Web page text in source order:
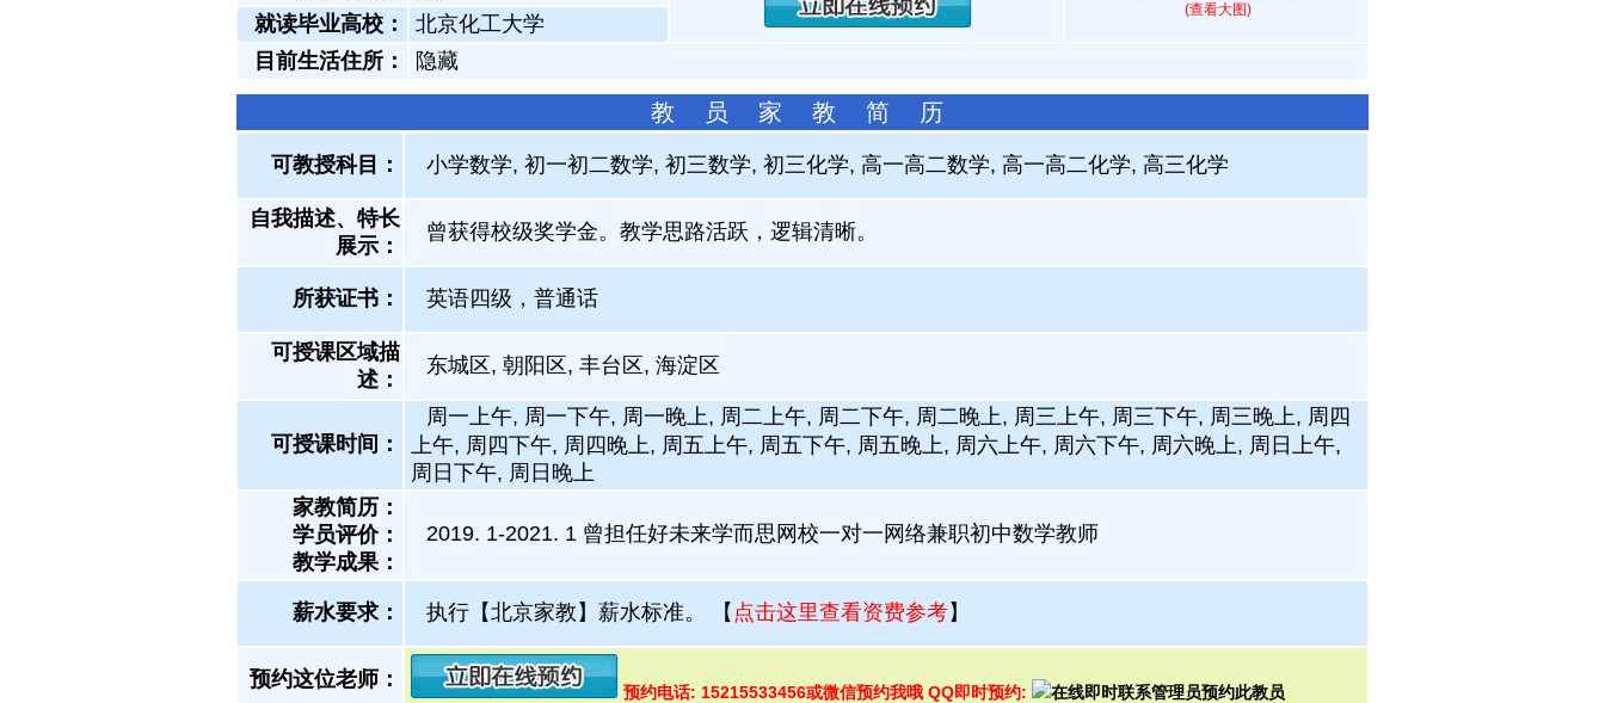
(查看大图)
就读毕业高校：
北京化工大学
目前生活住所：
隐藏
教 员 家 教 简 历
可教授科目： 小学数学, 初一初二数学, 初三数学, 初三化学, 高一高二数学, 高一高二化学, 高三化学
自我描述、特长
展示 ：
曾获得校级奖学金。教学思路活跃，逻辑清晰。
所获证书 ： 英语四级，普通话
可授课区域描
述：
东城区, 朝阳区, 丰台区, 海淀区
可授课时间：
周一上午, 周一下午, 周一晚上, 周二上午, 周二下午, 周二晚上, 周三上午, 周三下午, 周三晚上, 周四
上午, 周四下午, 周四晚上, 周五上午, 周五下午, 周五晚上, 周六上午, 周六下午, 周六晚上, 周日上午,
周日下午, 周日晚上
家教简历：
学员评价：
教学成果：
2019. 1-2021. 1 曾担任好未来学而思网校一对一网络兼职初中数学教师
薪水要求： 执行【北京家教】薪水标准。 【 点击这里查看资费参考】
预约这位老师：
预约电话: 15215533456或微信预约我哦 QQ即时预约: